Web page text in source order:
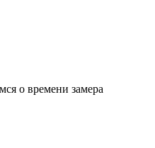
о времени замера